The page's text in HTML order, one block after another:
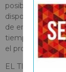
posibilidad de
disponibilidad
de entrega
tiempo que
el producto.
EL TITULAR